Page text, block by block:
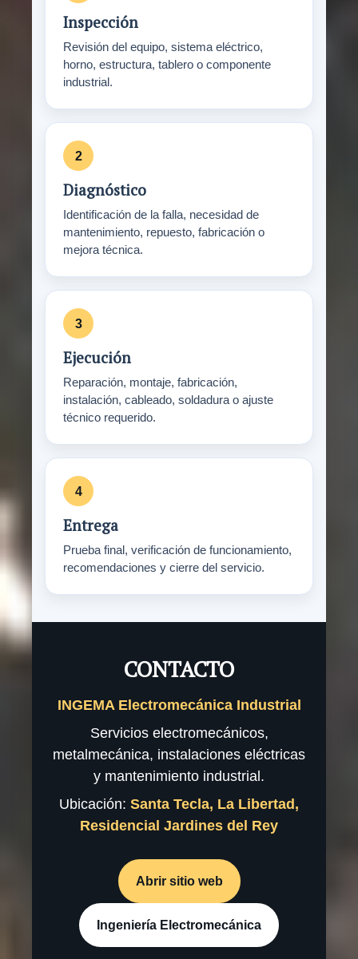
Inspección
Revisión del equipo, sistema eléctrico,
horno, estructura, tablero o componente
industrial.
Diagnóstico
Identificación de la falla, necesidad de
mantenimiento, repuesto, fabricación o
mejora técnica.
Ejecución
Reparación, montaje, fabricación,
instalación, cableado, soldadura o ajuste
técnico requerido.
Entrega
Prueba final, verificación de funcionamiento,
recomendaciones y cierre del servicio.
CONTACTO
INGEMA Electromecánica Industrial
Servicios electromecánicos,
metalmecánica, instalaciones eléctricas
y mantenimiento industrial.
Ubicación: Santa Tecla, La Libertad,
Residencial Jardines del Rey
Abrir sitio web
Ingeniería Electromecánica